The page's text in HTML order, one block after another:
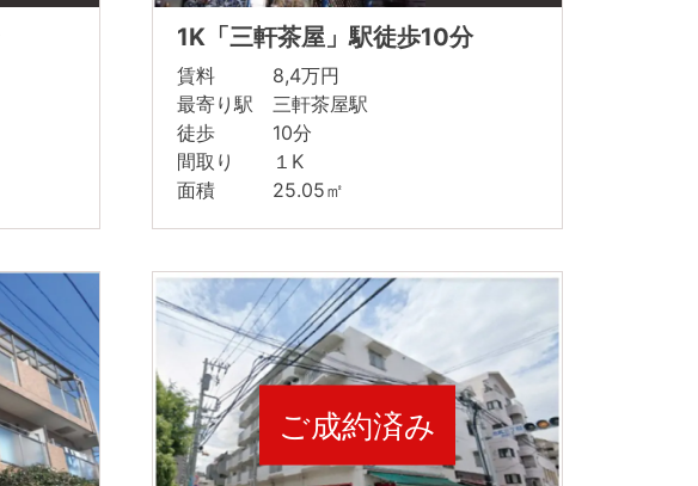
1K「三軒茶屋」駅徒歩10分
賃料 8,4万円
最寄り駅 三軒茶屋駅
徒歩 10分
間取り １K
面積 25.05㎡
ご成約済み